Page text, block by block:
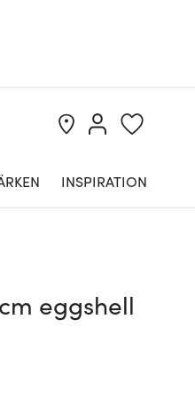
INSPIRATION
eggshell